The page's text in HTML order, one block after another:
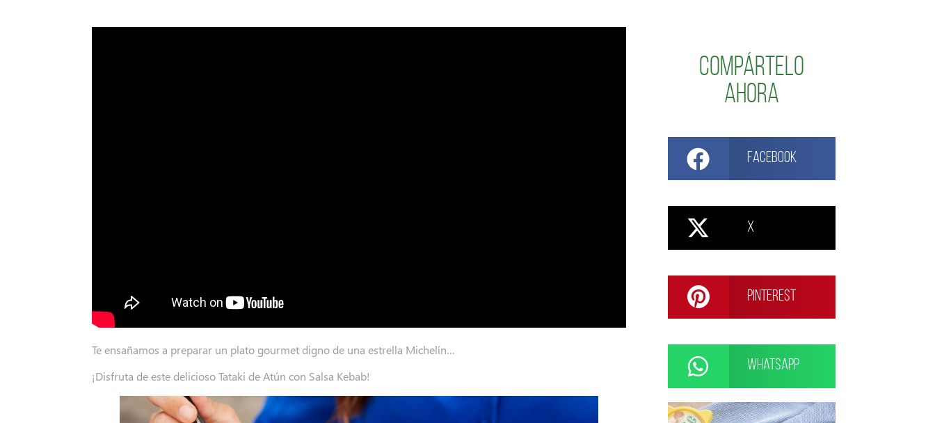
Te ensañamos a preparar un plato gourmet digno de una estrella Michelín…
¡Disfruta de este delicioso Tataki de Atún con Salsa Kebab!
Compártelo
ahora
Facebook
X
Pinterest
WhatsApp